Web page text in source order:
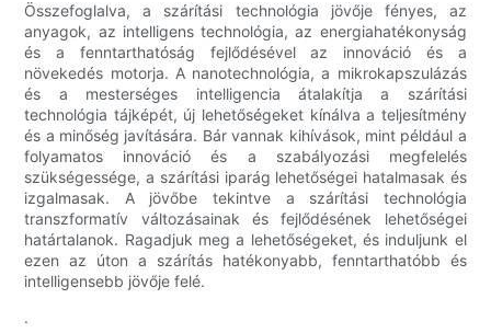
Összefoglalva, a szárítási technológia jövője fényes, az
anyagok, az intelligens technológia, az energiahatékonyság
és a fenntarthatóság fejlődésével az innováció és a
növekedés motorja. A nanotechnológia, a mikrokapszulázás
és a mesterséges intelligencia átalakítja a szárítási
technológia tájképét, új lehetőségeket kínálva a teljesítmény
és a minőség javítására. Bár vannak kihívások, mint például a
folyamatos innováció és a szabályozási megfelelés
szükségessége, a szárítási iparág lehetőségei hatalmasak és
izgalmasak. A jövőbe tekintve a szárítási technológia
transzformatív változásainak és fejlődésének lehetőségei
határtalanok. Ragadjuk meg a lehetőségeket, és induljunk el
ezen az úton a szárítás hatékonyabb, fenntarthatóbb és
intelligensebb jövője felé.
.